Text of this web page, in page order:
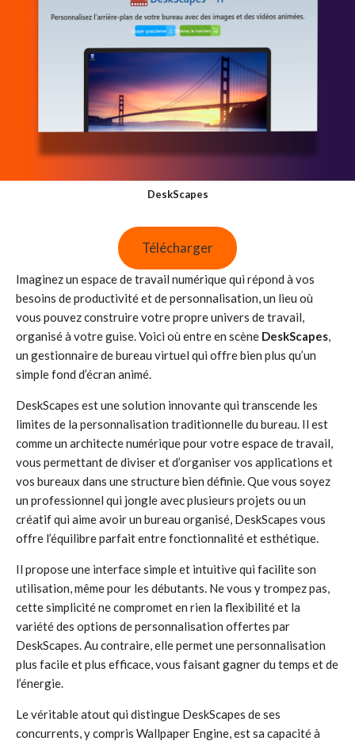
DeskScapes
Télécharger
Imaginez un espace de travail numérique qui répond à vos
besoins de productivité et de personnalisation, un lieu où
vous pouvez construire votre propre univers de travail,
organisé à votre guise. Voici où entre en scène DeskScapes,
un gestionnaire de bureau virtuel qui offre bien plus qu’un
simple fond d’écran animé.
DeskScapes est une solution innovante qui transcende les
limites de la personnalisation traditionnelle du bureau. Il est
comme un architecte numérique pour votre espace de travail,
vous permettant de diviser et d’organiser vos applications et
vos bureaux dans une structure bien définie. Que vous soyez
un professionnel qui jongle avec plusieurs projets ou un
créatif qui aime avoir un bureau organisé, DeskScapes vous
offre l’équilibre parfait entre fonctionnalité et esthétique.
Il propose une interface simple et intuitive qui facilite son
utilisation, même pour les débutants. Ne vous y trompez pas,
cette simplicité ne compromet en rien la flexibilité et la
variété des options de personnalisation offertes par
DeskScapes. Au contraire, elle permet une personnalisation
plus facile et plus efficace, vous faisant gagner du temps et de
l’énergie.
Le véritable atout qui distingue DeskScapes de ses
concurrents, y compris Wallpaper Engine, est sa capacité à